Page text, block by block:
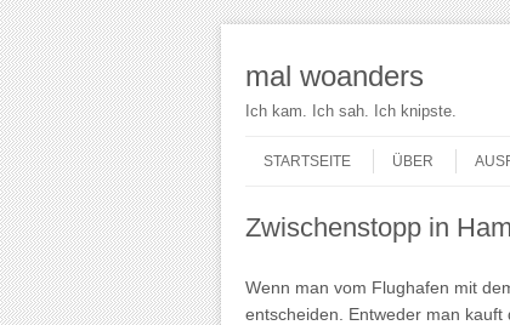
mal woanders
Ich kam. Ich sah. Ich knipste.
Menu
STARTSEITE
ÜBER
Zwischenstopp in
Wenn man vom Flughafen mit
entscheiden. Entweder man